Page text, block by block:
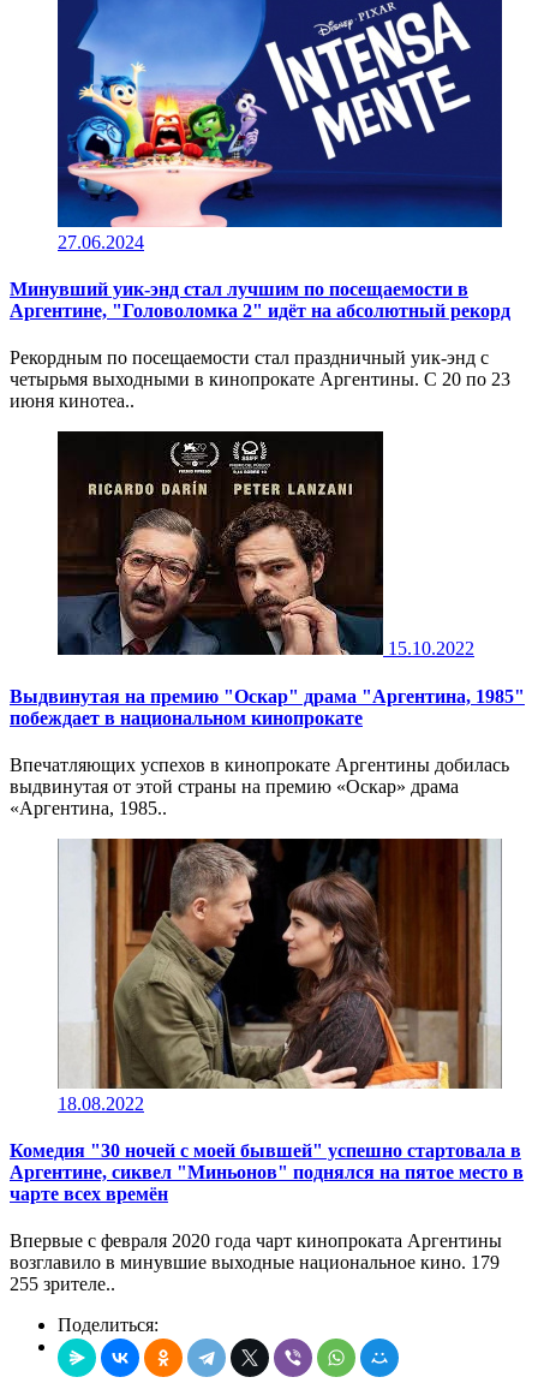
27.06.2024
Минувший уик-энд стал лучшим по посещаемости в
Аргентине, "Головоломка 2" идёт на абсолютный рекорд
Рекордным по посещаемости стал праздничный уик-энд с
четырьмя выходными в кинопрокате Аргентины. С 20 по 23
июня кинотеа..
15.10.2022
Выдвинутая на премию "Оскар" драма "Аргентина, 1985"
побеждает в национальном кинопрокате
Впечатляющих успехов в кинопрокате Аргентины добилась
выдвинутая от этой страны на премию «Оскар» драма
«Аргентина, 1985..
18.08.2022
Комедия "30 ночей с моей бывшей" успешно стартовала в
Аргентине, сиквел "Миньонов" поднялся на пятое место в
чарте всех времён
Впервые с февраля 2020 года чарт кинопроката Аргентины
возглавило в минувшие выходные национальное кино. 179
255 зрителе..
Поделиться: